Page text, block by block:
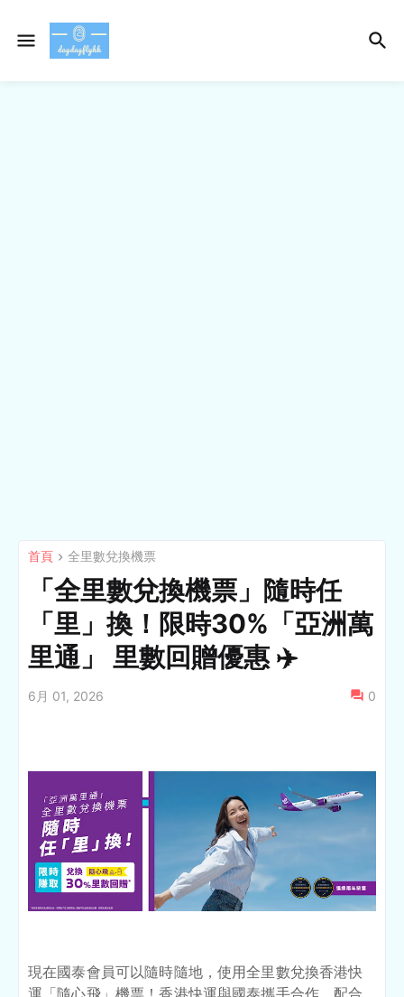
首頁 全里數兌換機票
「全里數兌換機票」隨時任
「里」換！限時30%「亞洲萬
里通」 里數回贈優惠 ✈️
6月 01, 2026 0
現在國泰會員可以隨時隨地，使用全里數兌換香港快
運「隨心飛」機票！香港快運與國泰攜手合作，配合